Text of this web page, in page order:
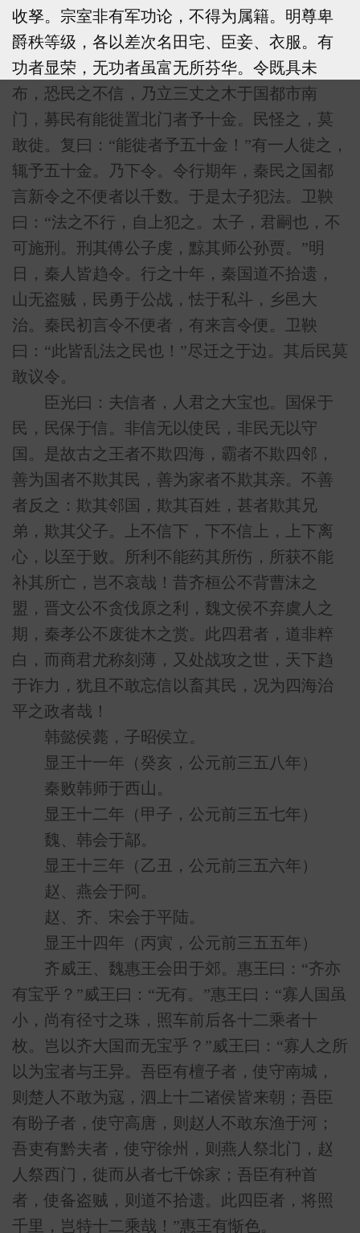
收孥。宗室非有军功论，不得为属籍。明尊卑
爵秩等级，各以差次名田宅、臣妾、衣服。有
功者显荣，无功者虽富无所芬华。令既具未
布，恐民之不信，乃立三丈之木于国都市南
门，募民有能徙置北门者予十金。民怪之，莫
敢徙。复曰：“能徙者予五十金！”有一人徙之，
辄予五十金。乃下令。令行期年，秦民之国都
言新令之不便者以千数。于是太子犯法。卫鞅
曰：“法之不行，自上犯之。太子，君嗣也，不
可施刑。刑其傅公子虔，黥其师公孙贾。”明
日，秦人皆趋令。行之十年，秦国道不拾遗，
山无盗贼，民勇于公战，怯于私斗，乡邑大
治。秦民初言令不便者，有来言令便。卫鞅
曰：“此皆乱法之民也！”尽迁之于边。其后民莫
敢议令。
臣光曰：夫信者，人君之大宝也。国保于
民，民保于信。非信无以使民，非民无以守
国。是故古之王者不欺四海，霸者不欺四邻，
善为国者不欺其民，善为家者不欺其亲。不善
者反之：欺其邻国，欺其百姓，甚者欺其兄
弟，欺其父子。上不信下，下不信上，上下离
心，以至于败。所利不能药其所伤，所获不能
补其所亡，岂不哀哉！昔齐桓公不背曹沫之
盟，晋文公不贪伐原之利，魏文侯不弃虞人之
期，秦孝公不废徙木之赏。此四君者，道非粹
白，而商君尤称刻薄，又处战攻之世，天下趋
于诈力，犹且不敢忘信以畜其民，况为四海治
平之政者哉！
韩懿侯薨，子昭侯立。
显王十一年（癸亥，公元前三五八年）
秦败韩师于西山。
显王十二年（甲子，公元前三五七年）
魏、韩会于鄗。
显王十三年（乙丑，公元前三五六年）
赵、燕会于阿。
赵、齐、宋会于平陆。
显王十四年（丙寅，公元前三五五年）
齐威王、魏惠王会田于郊。惠王曰：“齐亦
有宝乎？”威王曰：“无有。”惠王曰：“寡人国虽
小，尚有径寸之珠，照车前后各十二乘者十
枚。岂以齐大国而无宝乎？”威王曰：“寡人之所
以为宝者与王异。吾臣有檀子者，使守南城，
则楚人不敢为寇，泗上十二诸侯皆来朝；吾臣
有盼子者，使守高唐，则赵人不敢东渔于河；
吾吏有黔夫者，使守徐州，则燕人祭北门，赵
人祭西门，徙而从者七千馀家；吾臣有种首
者，使备盗贼，则道不拾遗。此四臣者，将照
千里，岂特十二乘哉！”惠王有惭色。